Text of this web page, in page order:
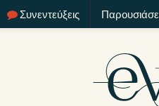
Συνεντεύξεις